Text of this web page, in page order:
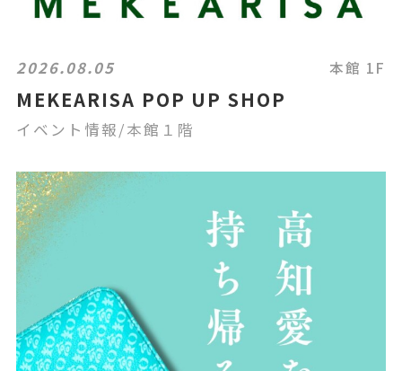
2026.08.05 本館 1F
MEKEARISA POP UP SHOP
イベント情報/本館１階